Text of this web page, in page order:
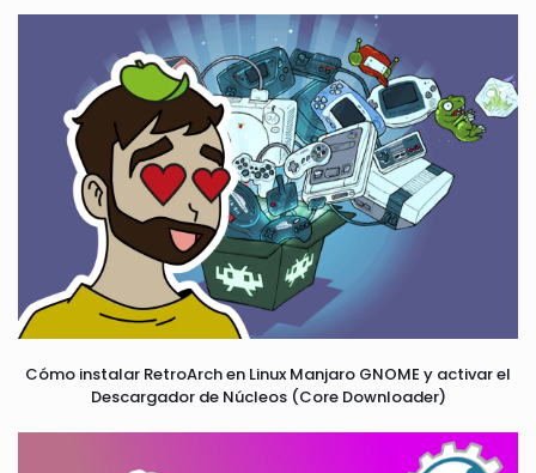
Cómo instalar RetroArch en Linux Manjaro GNOME y activar el
Descargador de Núcleos (Core Downloader)